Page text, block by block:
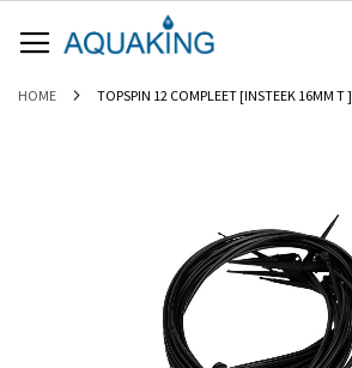
NAAR
DE
HOME TOPSPIN 12 COMPLEET [INSTEEK 16MM T ]